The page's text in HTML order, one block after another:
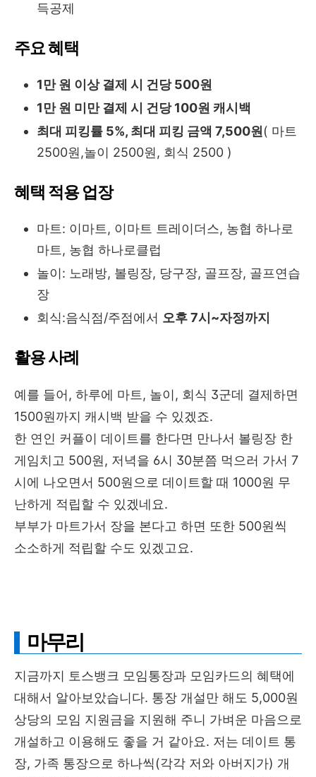
득공제
주요 혜택
1만 원 이상 결제 시 건당 500원
1만 원 미만 결제 시 건당 100원 캐시백
최대 피킹률 5%, 최대 피킹 금액 7,500원 ( 마트
2500원,놀이 2500원, 회식 2500 )
혜택 적용 업장
마트: 이마트, 이마트 트레이더스, 농협 하나로
마트, 농협 하나로클럽
놀이: 노래방, 볼링장, 당구장, 골프장, 골프연습
장
회식:음식점/주점에서 오후 7시~자정까지
활용 사례
예를 들어, 하루에 마트, 놀이, 회식 3군데 결제하면
1500원까지 캐시백 받을 수 있겠죠.
한 연인 커플이 데이트를 한다면 만나서 볼링장 한
게임치고 500원, 저녁을 6시 30분쯤 먹으러 가서 7
시에 나오면서 500원으로 데이트할 때 1000원 무
난하게 적립할 수 있겠네요.
부부가 마트가서 장을 본다고 하면 또한 500원씩
소소하게 적립할 수도 있겠고요.
마무리
지금까지 토스뱅크 모임통장과 모임카드의 혜택에
대해서 알아보았습니다. 통장 개설만 해도 5,000원
상당의 모임 지원금을 지원해 주니 가벼운 마음으로
개설하고 이용해도 좋을 거 같아요. 저는 데이트 통
장, 가족 통장으로 하나씩(각각 저와 아버지가) 개